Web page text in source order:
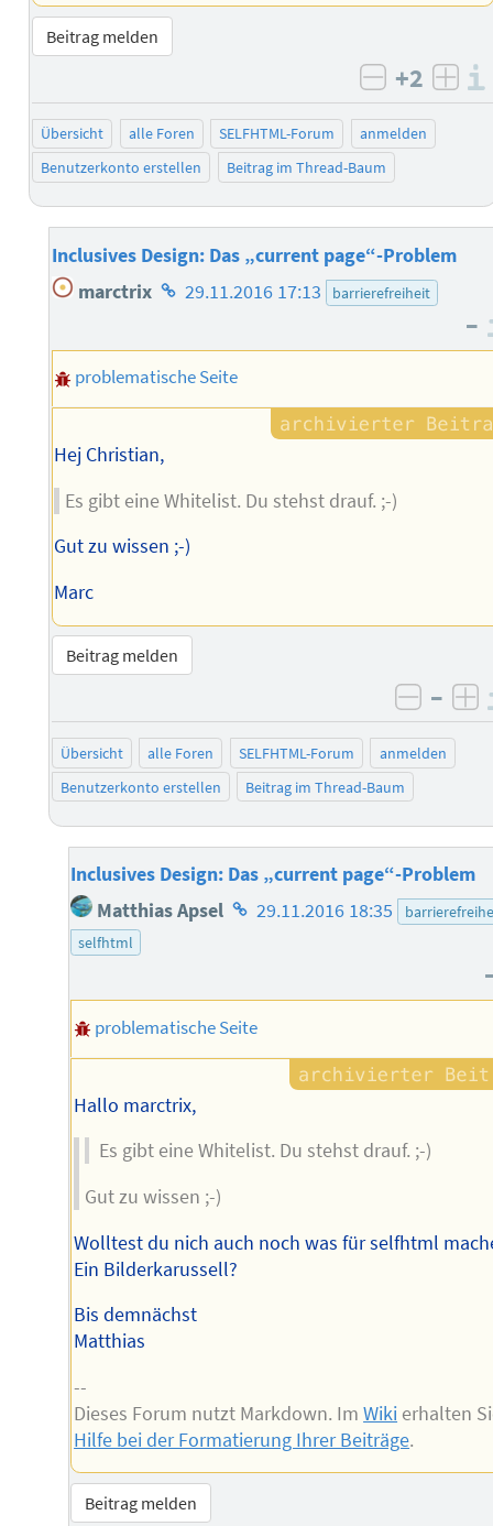
Beitrag melden
negativ
+2
Übersicht alle Foren SELFHTML-Forum
anmelden
Benutzerkonto erstellen
Beitrag im Thread-Baum
Inclusives Design: Das „current page“-Problem
marctrix Homepage
Autors
29.11.2016 17:13 barrierefreiheit
–
problematische Seite
Hej Christian,
Es gibt eine Whitelist. Du stehst drauf. ;-)
Gut zu wissen ;-)
Marc
Beitrag melden
–
Übersicht alle Foren SELFHTML-Forum
anmelden
Benutzerkonto erstellen
Beitrag im Thread-Baum
Inclusives Design: Das „current page“-Problem
Matthias Apsel Homepage
29.11.2016 18:35
selfhtml
problematische Seite
Hallo marctrix,
Es gibt eine Whitelist. Du stehst drauf. ;-)
Gut zu wissen ;-)
Wolltest du nich auch noch was für selfhtml
Ein Bilderkarussell?
Bis demnächst
Matthias
--
Dieses Forum nutzt Markdown. ImWiki erhalten
Hilfe bei der Formatierung Ihrer Beiträge.
Beitrag melden